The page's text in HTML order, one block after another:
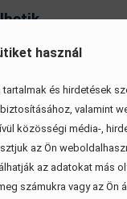
használ
tartalmak és hirdetések
valamint
közösségi média-,
az Ön
az adatokat más
számukra vagy az Ön